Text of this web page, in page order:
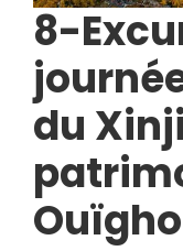
8-
du